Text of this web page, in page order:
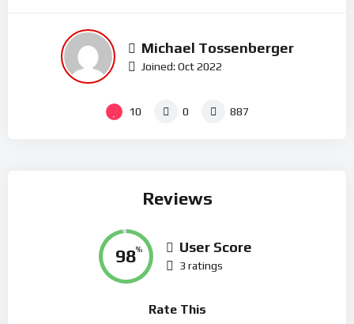
Michael Tossenberger
Joined: Oct 2022
10 0 887
Reviews
98% User Score
3 ratings
Rate This